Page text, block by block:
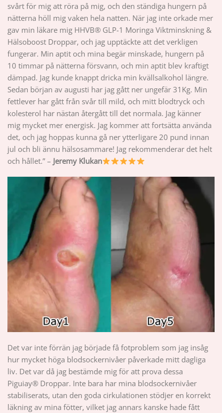
svårt för mig att röra på mig, och den ständiga hungern på
nätterna höll mig vaken hela natten. När jag inte orkade mer
gav min läkare mig HHVB® GLP-1 Moringa Viktminskning &
Hälsoboost Droppar, och jag upptäckte att det verkligen
fungerar. Min aptit och mina begär minskade, hungern på
10 timmar på nätterna försvann, och min aptit blev kraftigt
dämpad. Jag kunde knappt dricka min kvällsalkohol längre.
Sedan början av augusti har jag gått ner ungefär 31Kg. Min
fettlever har gått från svår till mild, och mitt blodtryck och
kolesterol har nästan återgått till det normala. Jag känner
mig mycket mer energisk. Jag kommer att fortsätta använda
det, och jag hoppas kunna gå ner ytterligare 20 pund innan
jul och bli ännu hälsosammare! Jag rekommenderar det helt
och hållet.” – Jeremy Klukan
Det var inte förrän jag började få fotproblem som jag insåg
hur mycket höga blodsockernivåer påverkade mitt dagliga
liv. Det var då jag bestämde mig för att prova dessa
Piguiay® Droppar. Inte bara har mina blodsockernivåer
stabiliserats, utan den goda cirkulationen stödjer en korrekt
läkning av mina fötter, vilket jag annars kanske hade fått